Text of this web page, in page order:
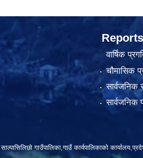
Reports
वार्षिक
चौमासिक
सार्वजनिक
सार्वजनिक
गाउँपालिका,गाउँ कार्यपालिकाको